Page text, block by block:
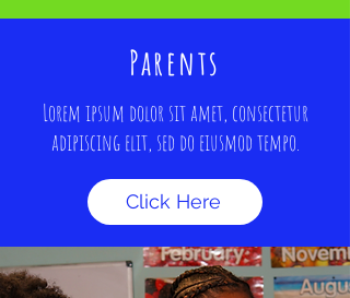
Parents
Lorem ipsum dolor sit amet, consectetur
adipiscing elit, sed do eiusmod tempo.
Click Here